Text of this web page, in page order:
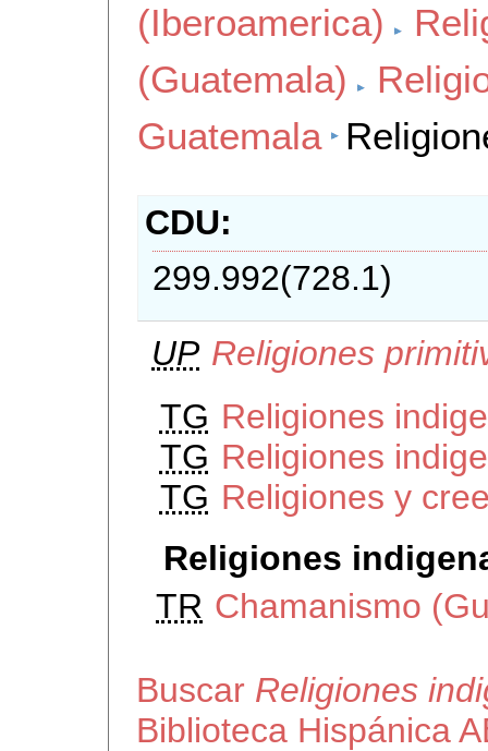
(Iberoamerica)
(Guatemala)
Guatemala
CDU
299.992(728.1)
UP Religiones
TG Religiones
TG Religiones
TG Religiones y
Religiones
TR Chamanismo
Buscar Religiones
Biblioteca Hispánica